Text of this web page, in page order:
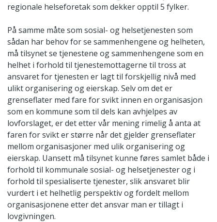
regionale helseforetak som dekker opptil 5 fylker.
På samme måte som sosial- og helsetjenesten som
sådan har behov for se sammenhengene og helheten,
må tilsynet se tjenestene og sammenhengene som en
helhet i forhold til tjenestemottagerne til tross at
ansvaret for tjenesten er lagt til forskjellig nivå med
ulikt organisering og eierskap. Selv om det er
grenseflater med fare for svikt innen en organisasjon
som en kommune som til dels kan avhjelpes av
lovforslaget, er det etter vår mening rimelig å anta at
faren for svikt er større når det gjelder grenseflater
mellom organisasjoner med ulik organisering og
eierskap. Uansett må tilsynet kunne føres samlet både i
forhold til kommunale sosial- og helsetjenester og i
forhold til spesialiserte tjenester, slik ansvaret blir
vurdert i et helhetlig perspektiv og fordelt mellom
organisasjonene etter det ansvar man er tillagt i
lovgivningen.